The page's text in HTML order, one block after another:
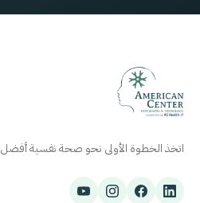
اتخذ الخطوة الأولى نحو صحة نفسية أفضل